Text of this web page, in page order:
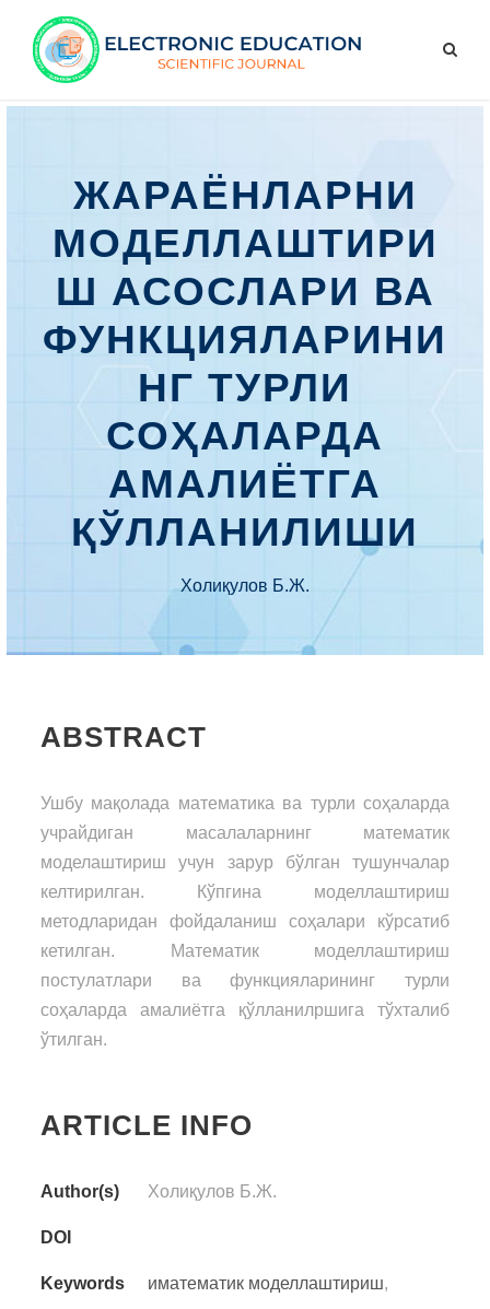
ЖАРАЁНЛАРНИ
МОДЕЛЛАШТИРИ
Ш АСОСЛАРИ ВА
ФУНКЦИЯЛАРИНИ
НГ ТУРЛИ
СОҲАЛАРДА
АМАЛИЁТГА
ҚЎЛЛАНИЛИШИ
Холиқулов Б.Ж.
ABSTRACT
Ушбу мақолада математика ва турли соҳаларда
учрайдиган масалаларнинг математик
моделаштириш учун зарур бўлган тушунчалар
келтирилган. Кўпгина моделлаштириш
методларидан фойдаланиш соҳалари кўрсатиб
кетилган. Математик моделлаштириш
постулатлари ва функцияларининг турли
соҳаларда амалиётга қўлланилршига тўхталиб
ўтилган.
ARTICLE INFO
Author(s) Холиқулов Б.Ж.
DOI
Keywords иматематик моделлаштириш,